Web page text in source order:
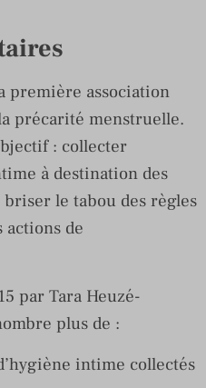
première association
précarité menstruelle.
: collecter
à destination des
le tabou des règles
de
par Tara Heuzé-
plus de :
intime collectés